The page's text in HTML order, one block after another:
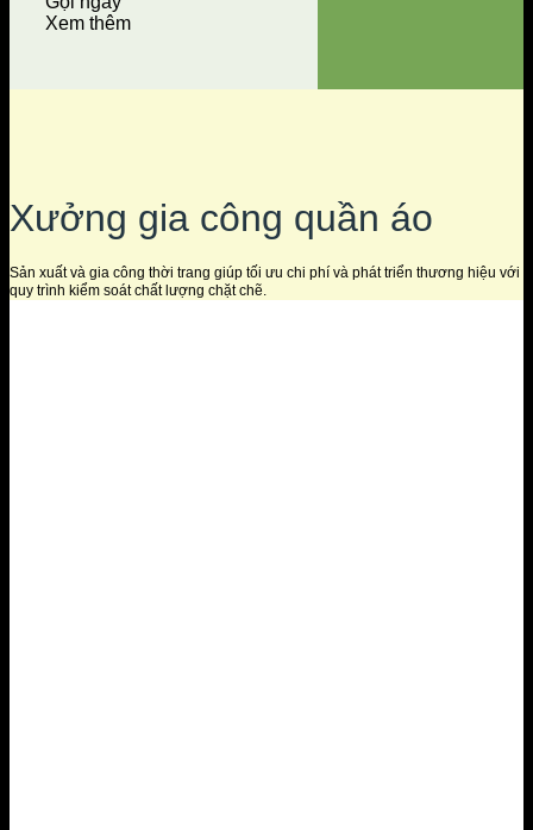
Xem thêm
Xưởng gia công quần áo
Sản xuất và gia công thời trang giúp tối ưu chi phí và phát triển thương hiệu với
quy trình kiểm soát chất lượng chặt chẽ.